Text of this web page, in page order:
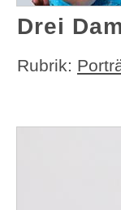
Drei
Rubrik: